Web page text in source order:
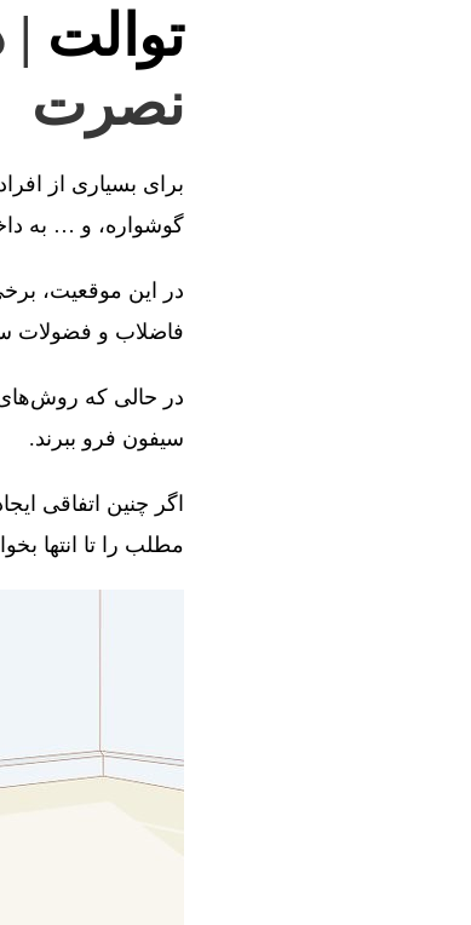
توالت |
نصرت
برای بسیاری از
گوشواره، و … به
در این موقعیت،
فاضلاب و فضولات
در حالی که روش‌های
سیفون فرو ببرند.
اگر چنین اتفاقی
مطلب را تا انتها